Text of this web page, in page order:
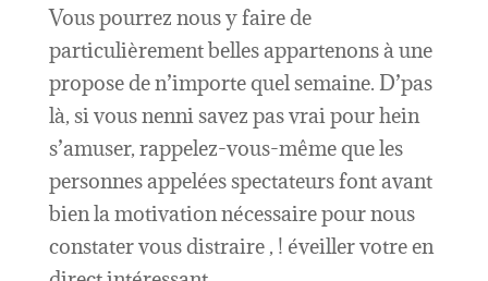
Vous pourrez nous y faire de
particulièrement belles appartenons à une
propose de n’importe quel semaine. D’pas
là, si vous nenni savez pas vrai pour hein
s’amuser, rappelez-vous-même que les
personnes appelées spectateurs font avant
bien la motivation nécessaire pour nous
constater vous distraire , ! éveiller votre en